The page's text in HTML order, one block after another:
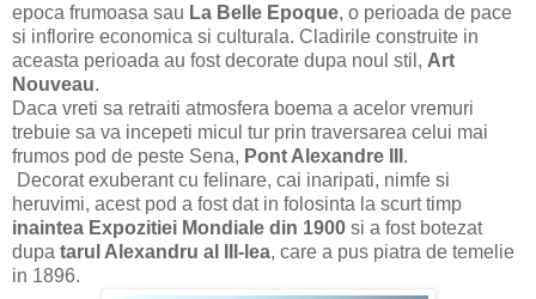
epoca frumoasa sau La Belle Epoque, o perioada de pace
si inflorire economica si culturala. Cladirile construite in
aceasta perioada au fost decorate dupa noul stil, Art
Nouveau.
Daca vreti sa retraiti atmosfera boema a acelor vremuri
trebuie sa va incepeti micul tur prin traversarea celui mai
frumos pod de peste Sena, Pont Alexandre III .
Decorat exuberant cu felinare, cai inaripati, nimfe si
heruvimi, acest pod a fost dat in folosinta la scurt timp
inaintea Expozitiei Mondiale din 1900 si a fost botezat
dupa tarul Alexandru al III-lea, care a pus piatra de temelie
in 1896.